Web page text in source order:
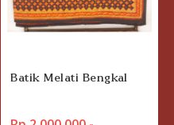
Batik Melati Bengkal